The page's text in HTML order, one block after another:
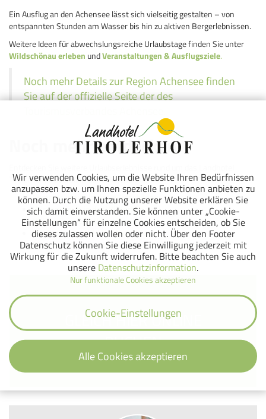
Ein Ausflug an den Achensee lässt sich vielseitig gestalten – von
entspannten Stunden am Wasser bis hin zu aktiven Bergerlebnissen.
Weitere Ideen für abwechslungsreiche Urlaubstage finden Sie unter
Wildschönau erleben undVeranstaltungen & Ausflugsziele.
Noch mehr Details zur Region Achensee finden
Sie auf der offizielle Seite der des
Noch mehr entdecken
Tirolerhof in Oberau in der Wildschönau:
Sommerurlaub in der Wildschönau
Winterurlaub in der Wildschönau
Kulinarik im Landhotel Tirolerhof
Vitalbereich mit Hallenbad & Sauna
Zimmer & Appartements im Landhotel Tirolerhof
GLEICH HIER ONLINE
BUCHEN
Wir verwenden Cookies, um die Website Ihren Bedürfnissen
anzupassen bzw. um Ihnen spezielle Funktionen anbieten zu
können. Durch die Nutzung unserer Website erklären Sie
sich damit einverstanden. Sie können unter „Cookie-
Einstellungen“ für einzelne Cookies entscheiden, ob Sie
dieses zulassen wollen oder nicht. Über den Footer
Datenschutz können Sie diese Einwilligung jederzeit mit
Wirkung für die Zukunft widerrufen. Bitte beachten Sie auch
unsere Datenschutzinformation.
Nur funktionale Cookies akzeptieren
Cookie-Einstellungen
Alle Cookies akzeptieren